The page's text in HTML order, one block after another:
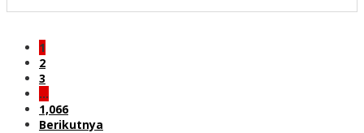
1
2
3
…
1,066
Berikutnya